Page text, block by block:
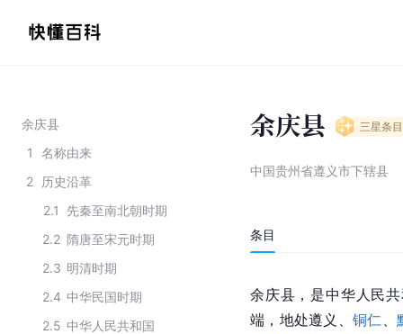
余庆县
1
名称由来
2
历史沿革
2.1
先秦至南北朝时期
2.2 隋唐至宋元时期
2.3 明清时期
2.4 中华民国时期
2.5 中华人民共和国
余庆县 三星条目
中国贵州省遵义市下辖县
条目
余庆县，是中华人民
端，地处遵义、铜仁